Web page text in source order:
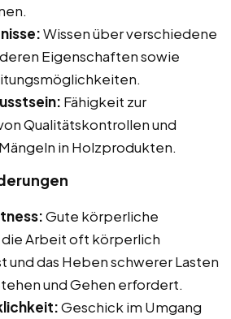
Wissen über verschiedene
Eigenschaften sowie
Fähigkeit zur
Qualitätskontrollen und
in Holzprodukten.
Gute körperliche
die Arbeit oft körperlich
und das Heben schwerer Lasten
und Gehen erfordert.
Geschick im Umgang